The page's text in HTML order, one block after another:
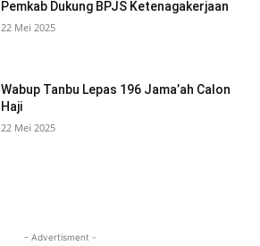
Pemkab Dukung BPJS Ketenagakerjaan
22 Mei 2025
Wabup Tanbu Lepas 196 Jama’ah Calon
Haji
22 Mei 2025
- Advertisment -